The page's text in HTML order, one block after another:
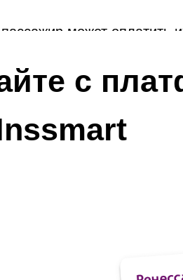
может оплатить
с